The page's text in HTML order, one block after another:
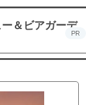
＆ビアガーデ
PR